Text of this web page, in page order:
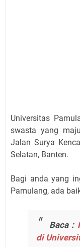
Universitas
swasta yang
Jalan Surya
Selatan, Banten.
Bagi anda yang
Pamulang, ada
Baca :
di